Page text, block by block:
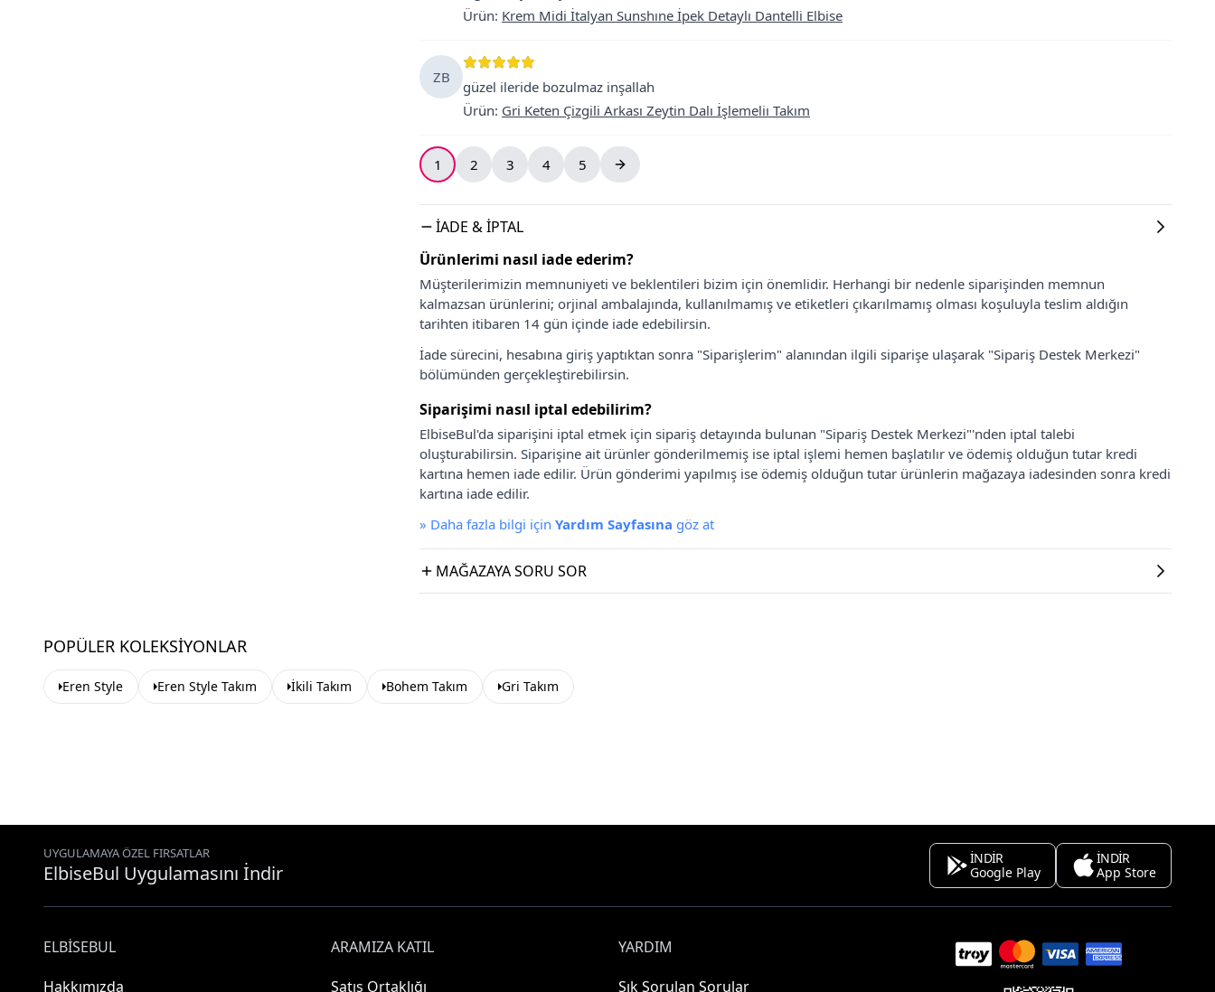
Ürün: Krem Midi İtalyan Sunshıne İpek Detaylı Dantelli Elbise
ZB
güzel ileride bozulmaz inşallah
Ürün: Gri Keten Çizgili Arkası Zeytin Dalı İşlemeliı Takım
1 2 3 4 5
İADE & İPTAL
Ürünlerimi nasıl iade ederim?
Müşterilerimizin memnuniyeti ve beklentileri bizim için önemlidir. Herhangi bir nedenle siparişinden memnun
kalmazsan ürünlerini; orjinal ambalajında, kullanılmamış ve etiketleri çıkarılmamış olması koşuluyla teslim aldığın
tarihten itibaren 14 gün içinde iade edebilirsin.
İade sürecini, hesabına giriş yaptıktan sonra "Siparişlerim" alanından ilgili siparişe ulaşarak "Sipariş Destek Merkezi"
bölümünden gerçekleştirebilirsin.
Siparişimi nasıl iptal edebilirim?
ElbiseBul'da siparişini iptal etmek için sipariş detayında bulunan "Sipariş Destek Merkezi"'nden iptal talebi
oluşturabilirsin. Siparişine ait ürünler gönderilmemiş ise iptal işlemi hemen başlatılır ve ödemiş olduğun tutar kredi
kartına hemen iade edilir. Ürün gönderimi yapılmış ise ödemiş olduğun tutar ürünlerin mağazaya iadesinden sonra kredi
kartına iade edilir.
» Daha fazla bilgi için Yardım Sayfasına göz at
MAĞAZAYA SORU SOR
POPÜLER KOLEKSIYONLAR
Eren Style Eren Style Takım İkili Takım Bohem Takım Gri Takım
UYGULAMAYA ÖZEL FIRSATLAR
ElbiseBul Uygulamasını İndir
İNDİR
Google Play
İNDİR
App Store
ELBISEBUL
Hakkımızda
ARAMIZA KATIL
Satış Ortaklığı
YARDIM
Sık Sorulan Sorular